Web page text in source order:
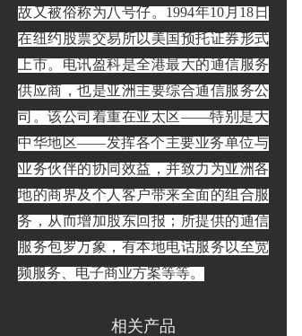
故又被俗称为八号仔。1994年10月18日
在纽约股票交易所以美国预托证券形式
上市。电讯盈科是全港最大的通信服务
供应商，也是亚洲主要综合通信服务公
司。该公司着重在亚太区——特别是大
中华地区——发挥各个主要业务单位与
业务伙伴的协同效益，并致力为亚洲各
地的商界及个人客户带来全面的组合服
务，从而增加股东回报；所提供的通信
服务包罗万象，有本地电话服务以至宽
频服务、电子商业方案等等。
相关产品